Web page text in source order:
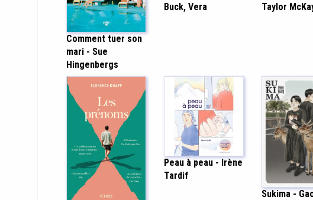
Comment tuer son
mari - Sue
Hingenbergs
Buck, Vera
Taylor
Peau à peau - Irène
Tardif
Sukima -